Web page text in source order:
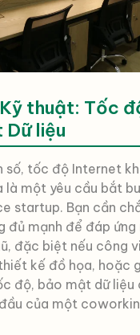
thuật: Tốc
liệu
số, tốc độ Internet
là một yêu cầu bắt
startup. Bạn cần
đủ mạnh để đáp ứng
đặc biệt nếu công
kế đồ họa, hoặc
độ, bảo mật dữ liệu
của một